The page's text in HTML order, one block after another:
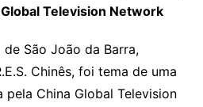
Television Network
São João da Barra,
Chinês, foi tema de uma
China Global Television